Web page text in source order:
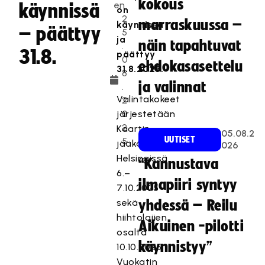
käynnissä
– päättyy
31.8.
en
2
5
.
0
8
.
2
0
2
5
on
käynnissä
ja
päättyy
31.8.2025.
Valintakokeet
järjestetään
Kaartin
jääkärirykmentissä
Helsingissä
6.–
7.10.2025
sekä
hiihtolajien
osalta
10.10.2025
Vuokatin
kokous
marraskuussa –
näin tapahtuvat
ehdokasasettelu
ja valinnat
UUTISET
05.08.2
026
“Kannustava
ilmapiiri syntyy
yhdessä – Reilu
Aikuinen -pilotti
käynnistyy”